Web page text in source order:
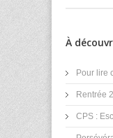
À
Pour lire
Rentrée
CPS :